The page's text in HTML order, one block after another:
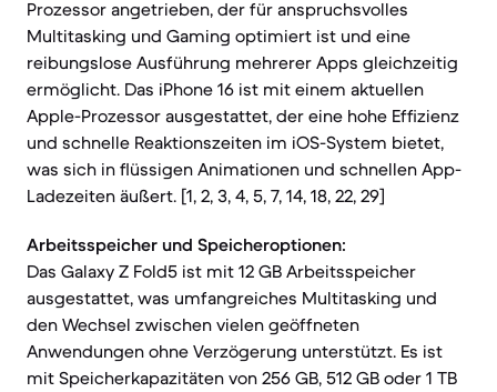
Prozessor angetrieben, der für anspruchsvolles
Multitasking und Gaming optimiert ist und eine
reibungslose Ausführung mehrerer Apps gleichzeitig
ermöglicht. Das iPhone 16 ist mit einem aktuellen
Apple-Prozessor ausgestattet, der eine hohe Effizienz
und schnelle Reaktionszeiten im iOS-System bietet,
was sich in flüssigen Animationen und schnellen App-
Ladezeiten äußert. [1, 2, 3, 4, 5, 7, 14, 18, 22, 29]
Arbeitsspeicher und Speicheroptionen:
Das Galaxy Z Fold5 ist mit 12 GB Arbeitsspeicher
ausgestattet, was umfangreiches Multitasking und
den Wechsel zwischen vielen geöffneten
Anwendungen ohne Verzögerung unterstützt. Es ist
mit Speicherkapazitäten von 256 GB, 512 GB oder 1 TB